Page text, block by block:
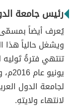
رئيس جامعة
يُعرف أيضاً بمسمّى
ويشغل حالياً هذا
تنتهي فترةُ
لجامعة الدول
لانتهاء ولايتهِ.